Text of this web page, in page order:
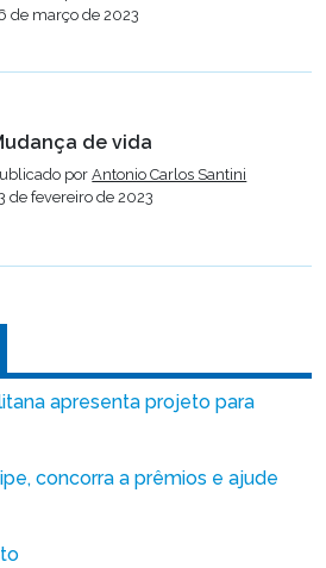
de março de 2023
de vida
porAntonio Carlos Santini
de fevereiro de 2023
apresenta projeto para
concorra a prêmios e ajude